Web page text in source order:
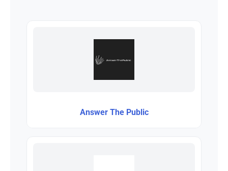
Answer The Public